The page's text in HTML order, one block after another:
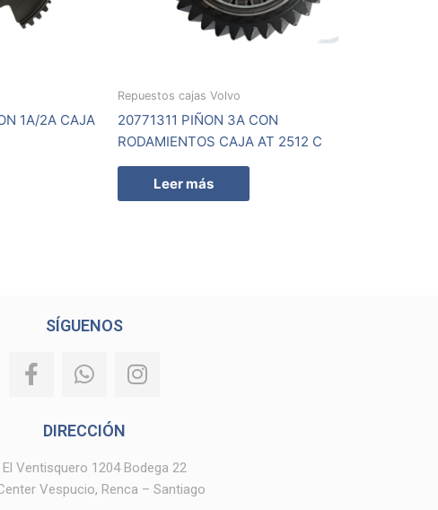
1A/2A CAJA
Repuestos cajas Volvo
20771311 PIÑON 3A CON
RODAMIENTOS CAJA AT 2512 C
Leer más
SÍGUENOS
F
a
o
o
W
h
t
a
p
I
n
g
r
DIRECCIÓN
El Ventisquero 1204 Bodega 22
Vespucio, Renca – Santiago